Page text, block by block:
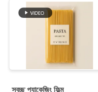
স্বচ্ছ প্যাকেজিং ফিল্ম